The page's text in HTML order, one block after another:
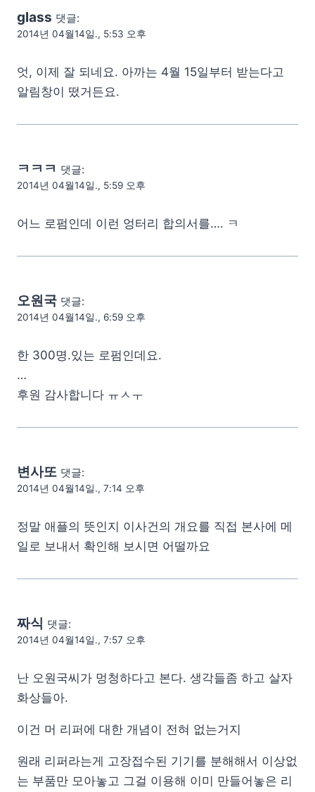
glass 댓글:
2014년 04월14일., 5:53 오후
엇, 이제 잘 되네요. 아까는 4월 15일부터 받는다고
알림창이 떴거든요.
ㅋㅋㅋ 댓글:
2014년 04월14일., 5:59 오후
어느 로펌인데 이런 엉터리 합의서를…. ㅋ
오원국 댓글:
2014년 04월14일., 6:59 오후
한 300명.있는 로펌인데요.
…
후원 감사합니다 ㅠㅅㅜ
변사또 댓글:
2014년 04월14일., 7:14 오후
정말 애플의 뜻인지 이사건의 개요를 직접 본사에 메
일로 보내서 확인해 보시면 어떨까요
짜식 댓글:
2014년 04월14일., 7:57 오후
난 오원국씨가 멍청하다고 본다. 생각들좀 하고 살자
화상들아.
이건 머 리퍼에 대한 개념이 전혀 없는거지
원래 리퍼라는게 고장접수된 기기를 분해해서 이상없
는 부품만 모아놓고 그걸 이용해 이미 만들어놓은 리